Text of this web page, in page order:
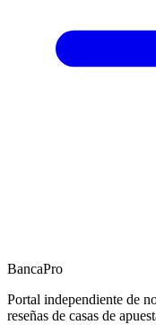
BancaPro
Portal independiente de
reseñas de casas de